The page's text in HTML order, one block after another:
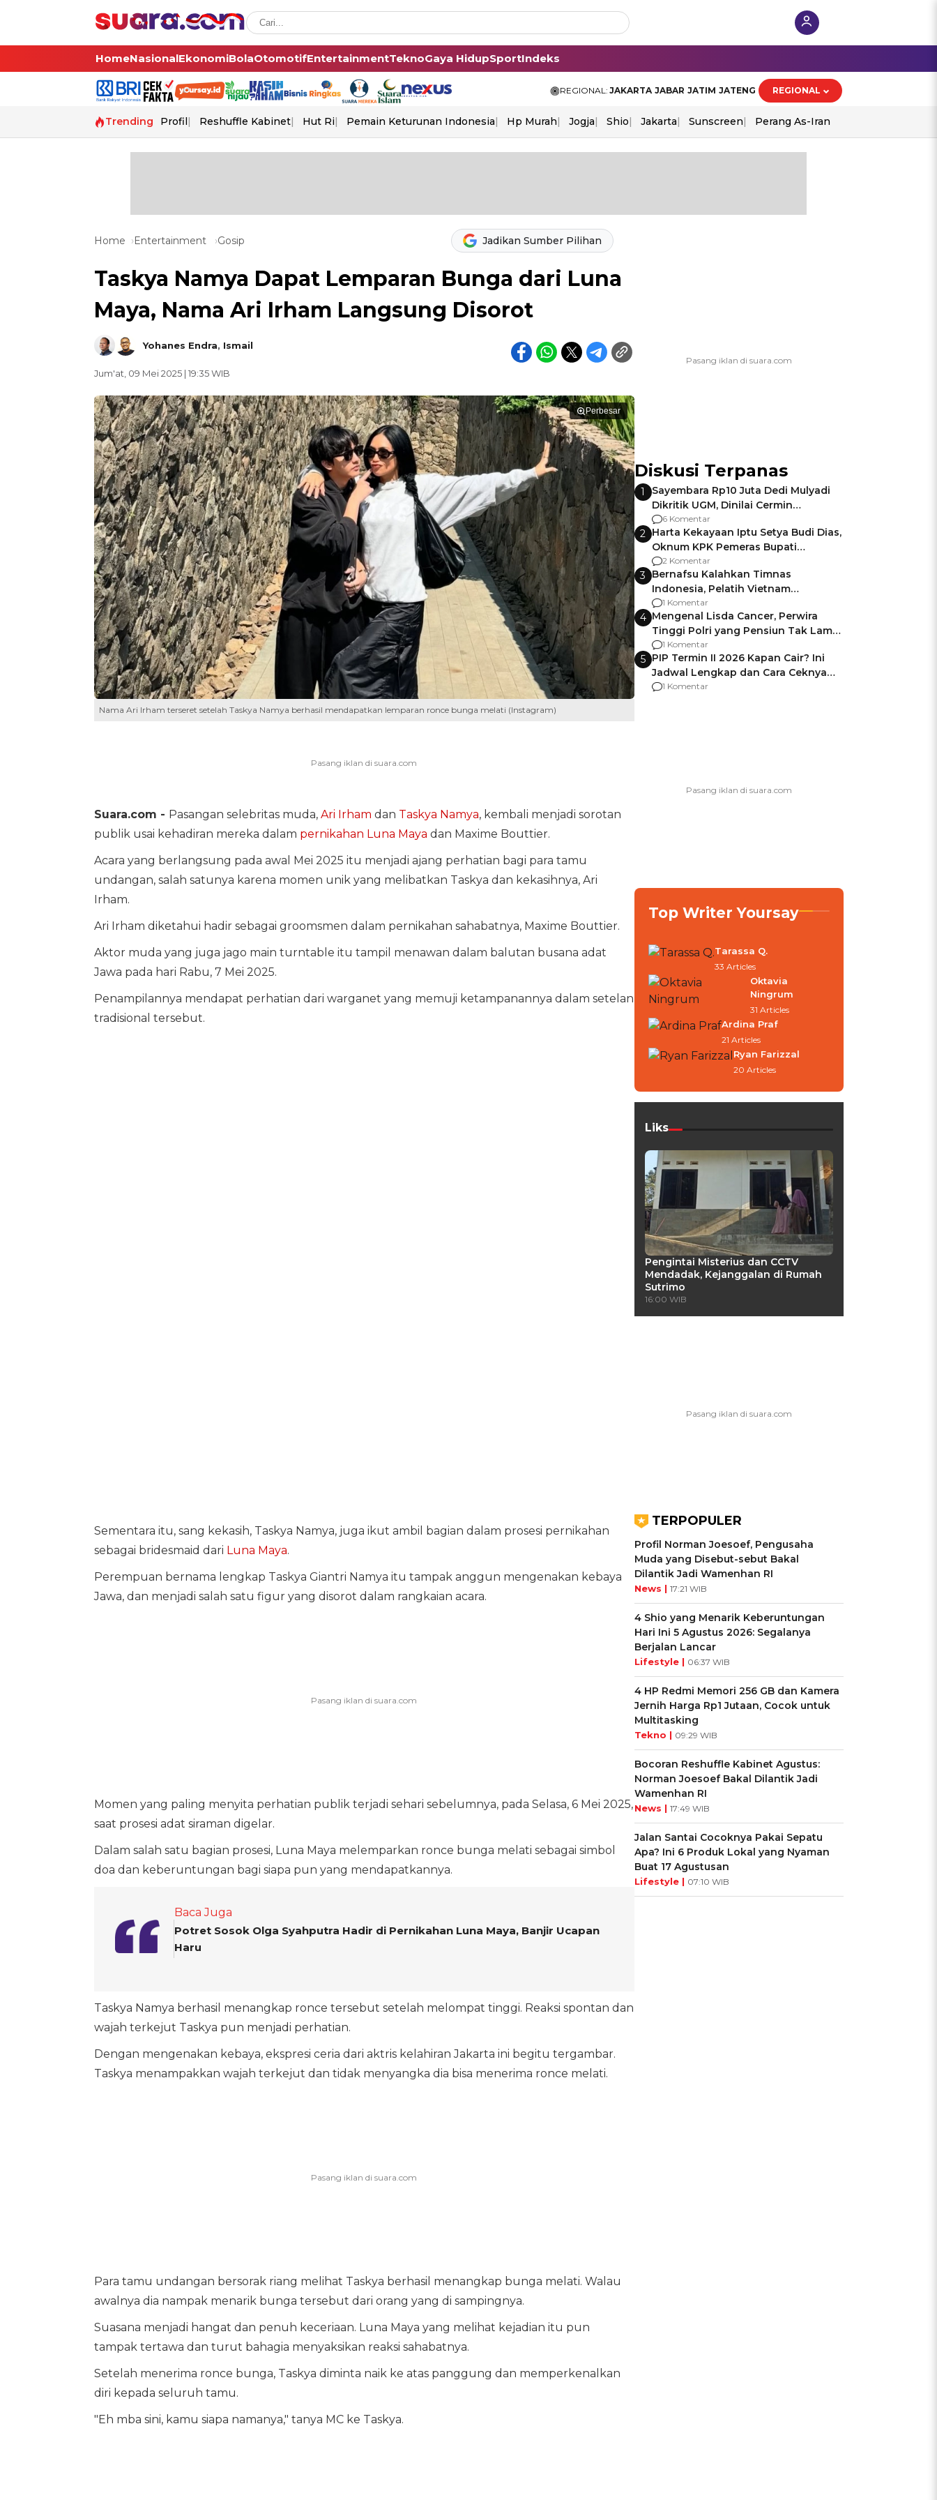
HomeNasionalEkonomiBolaOtomotifEntertainmentTeknoGaya HidupSportIndeks
REGIONAL: JAKARTA JABAR JATIM JATENG REGIONAL
Trending Profil Reshuffle Kabinet Hut Ri Pemain Keturunan Indonesia Hp Murah Jogja Shio Jakarta Sunscreen Perang As-Iran
Home Entertainment Gosip Jadikan Sumber Pilihan
Taskya Namya Dapat Lemparan Bunga dari Luna
Maya, Nama Ari Irham Langsung Disorot
Yohanes Endra, Ismail
Jum'at, 09 Mei 2025 | 19:35 WIB
Perbesar
Nama Ari Irham terseret setelah Taskya Namya berhasil mendapatkan lemparan ronce bunga melati (Instagram)
Suara.com - Pasangan selebritas muda, Ari Irham dan Taskya Namya, kembali menjadi sorotan
publik usai kehadiran mereka dalam pernikahan Luna Maya dan Maxime Bouttier.
Acara yang berlangsung pada awal Mei 2025 itu menjadi ajang perhatian bagi para tamu
undangan, salah satunya karena momen unik yang melibatkan Taskya dan kekasihnya, Ari
Irham.
Ari Irham diketahui hadir sebagai groomsmen dalam pernikahan sahabatnya, Maxime Bouttier.
Aktor muda yang juga jago main turntable itu tampil menawan dalam balutan busana adat
Jawa pada hari Rabu, 7 Mei 2025.
Penampilannya mendapat perhatian dari warganet yang memuji ketampanannya dalam setelan
tradisional tersebut.
Sementara itu, sang kekasih, Taskya Namya, juga ikut ambil bagian dalam prosesi pernikahan
sebagai bridesmaid dari Luna Maya.
Perempuan bernama lengkap Taskya Giantri Namya itu tampak anggun mengenakan kebaya
Jawa, dan menjadi salah satu figur yang disorot dalam rangkaian acara.
Momen yang paling menyita perhatian publik terjadi sehari sebelumnya, pada Selasa, 6 Mei 2025,
saat prosesi adat siraman digelar.
Dalam salah satu bagian prosesi, Luna Maya melemparkan ronce bunga melati sebagai simbol
doa dan keberuntungan bagi siapa pun yang mendapatkannya.
Baca Juga
Potret Sosok Olga Syahputra Hadir di Pernikahan Luna Maya, Banjir Ucapan
Haru
Taskya Namya berhasil menangkap ronce tersebut setelah melompat tinggi. Reaksi spontan dan
wajah terkejut Taskya pun menjadi perhatian.
Dengan mengenakan kebaya, ekspresi ceria dari aktris kelahiran Jakarta ini begitu tergambar.
Taskya menampakkan wajah terkejut dan tidak menyangka dia bisa menerima ronce melati.
Para tamu undangan bersorak riang melihat Taskya berhasil menangkap bunga melati. Walau
awalnya dia nampak menarik bunga tersebut dari orang yang di sampingnya.
Suasana menjadi hangat dan penuh keceriaan. Luna Maya yang melihat kejadian itu pun
tampak tertawa dan turut bahagia menyaksikan reaksi sahabatnya.
Setelah menerima ronce bunga, Taskya diminta naik ke atas panggung dan memperkenalkan
diri kepada seluruh tamu.
"Eh mba sini, kamu siapa namanya," tanya MC ke Taskya.
Diskusi Terpanas
1
Sayembara Rp10 Juta Dedi Mulyadi
Dikritik UGM, Dinilai Cermin
Gagalnya Negara Jamin Keamanan
6 Komentar
2 Harta Kekayaan Iptu Setya Budi Dias,
Oknum KPK Pemeras Bupati
Pemalang
2 Komentar
3 Bernafsu Kalahkan Timnas
Indonesia, Pelatih Vietnam
Berencana Pakai Jimat di Pakansari
1 Komentar
4 Mengenal Lisda Cancer, Perwira
Tinggi Polri yang Pensiun Tak Lama
Usai Jadi Brigjen
1 Komentar
5 PIP Termin II 2026 Kapan Cair? Ini
Jadwal Lengkap dan Cara Ceknya
agar Dana Tidak Hangus!
1 Komentar
Top Writer Yoursay
Tarassa Q.
33 Articles
Oktavia
Ningrum
31 Articles
Ardina Praf
21 Articles
Ryan Farizzal
20 Articles
Liks
Pengintai Misterius dan CCTV
Mendadak, Kejanggalan di Rumah
Sutrimo
16:00 WIB
TERPOPULER
Profil Norman Joesoef, Pengusaha
Muda yang Disebut-sebut Bakal
Dilantik Jadi Wamenhan RI
News | 17:21 WIB
4 Shio yang Menarik Keberuntungan
Hari Ini 5 Agustus 2026: Segalanya
Berjalan Lancar
Lifestyle | 06:37 WIB
4 HP Redmi Memori 256 GB dan Kamera
Jernih Harga Rp1 Jutaan, Cocok untuk
Multitasking
Tekno | 09:29 WIB
Bocoran Reshuffle Kabinet Agustus:
Norman Joesoef Bakal Dilantik Jadi
Wamenhan RI
News | 17:49 WIB
Jalan Santai Cocoknya Pakai Sepatu
Apa? Ini 6 Produk Lokal yang Nyaman
Buat 17 Agustusan
Lifestyle | 07:10 WIB